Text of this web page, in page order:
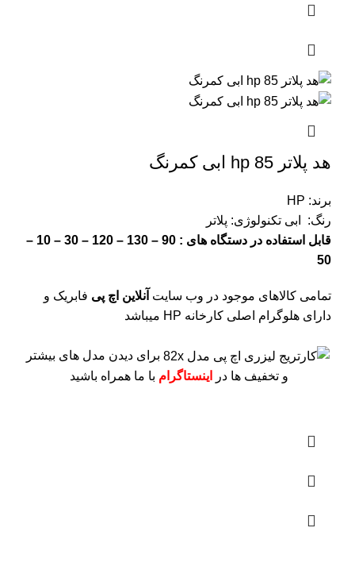
هد پلاتر 85 hp ابی کمرنگ
برند: HP
رنگ: ابی تکنولوژی: پلاتر
قابل استفاده در دستگاه های : 90 – 130 – 120 – 30 – 10 –
50
تمامی کالاهای موجود در وب سایت آنلاین اچ پی فابریک و
دارای هلوگرام اصلی کارخانه HP میباشد
برای دیدن مدل های بیشتر
و تخفیف ها در
اینستاگرام با ما همراه باشید